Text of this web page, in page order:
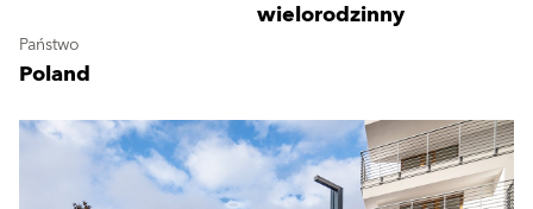
wielorodzinny
Państwo
Poland